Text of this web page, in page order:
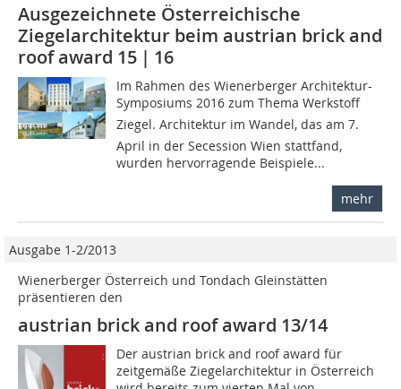
Ausgezeichnete Österreichische
Ziegelarchitektur beim austrian brick and
roof award 15 | 16
Im Rahmen des Wienerberger Architektur-
Symposiums 2016 zum Thema Werkstoff
Ziegel. Architektur im Wandel, das am 7.
April in der Secession Wien stattfand,
wurden hervorragende Beispiele...
mehr
Ausgabe 1-2/2013
Wienerberger Österreich und Tondach Gleinstätten
präsentieren den
austrian brick and roof award 13/14
Der austrian brick and roof award für
zeitgemäße Ziegelarchitektur in Österreich